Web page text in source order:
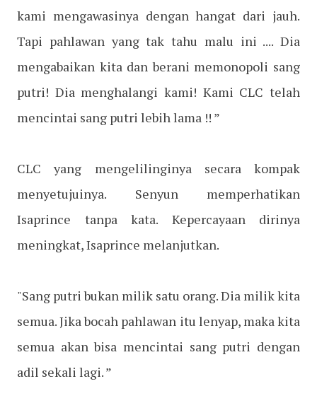
kami mengawasinya dengan hangat dari jauh.
Tapi pahlawan yang tak tahu malu ini .... Dia
mengabaikan kita dan berani memonopoli sang
putri! Dia menghalangi kami! Kami CLC telah
mencintai sang putri lebih lama !! ”
CLC yang mengelilinginya secara kompak
menyetujuinya. Senyun memperhatikan
Isaprince tanpa kata. Kepercayaan dirinya
meningkat, Isaprince melanjutkan.
"Sang putri bukan milik satu orang. Dia milik kita
semua. Jika bocah pahlawan itu lenyap, maka kita
semua akan bisa mencintai sang putri dengan
adil sekali lagi. ”